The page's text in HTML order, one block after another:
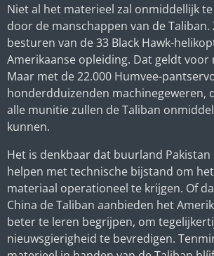
Niet al het materieel zal onmiddellijk
door de manschappen van de
besturen van de 33 Black Hawk-
Amerikaanse opleiding. Dat geldt voor
Maar met de 22.000 Humvee-
honderdduizenden machinegeweren,
alle munitie zullen de Taliban
kunnen.
Het is denkbaar dat buurland Pakistan
helpen met technische bijstand om
materiaal operationeel te krijgen. Of
China de Taliban aanbieden het
beter te leren begrijpen, om
nieuwsgierigheid te bevredigen.